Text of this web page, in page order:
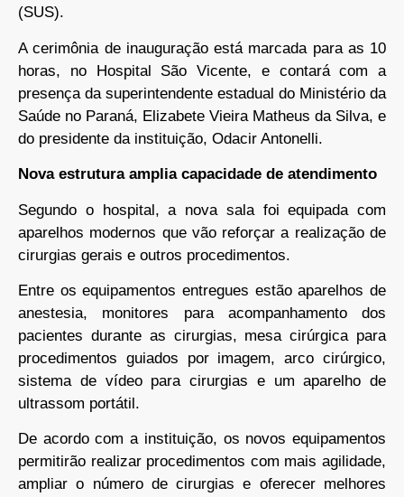
(SUS).
A cerimônia de inauguração está marcada para as 10
horas, no Hospital São Vicente, e contará com a
presença da superintendente estadual do Ministério da
Saúde no Paraná, Elizabete Vieira Matheus da Silva, e
do presidente da instituição, Odacir Antonelli.
Nova estrutura amplia capacidade de atendimento
Segundo o hospital, a nova sala foi equipada com
aparelhos modernos que vão reforçar a realização de
cirurgias gerais e outros procedimentos.
Entre os equipamentos entregues estão aparelhos de
anestesia, monitores para acompanhamento dos
pacientes durante as cirurgias, mesa cirúrgica para
procedimentos guiados por imagem, arco cirúrgico,
sistema de vídeo para cirurgias e um aparelho de
ultrassom portátil.
De acordo com a instituição, os novos equipamentos
permitirão realizar procedimentos com mais agilidade,
ampliar o número de cirurgias e oferecer melhores